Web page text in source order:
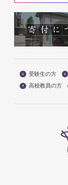
受験生の方
高校教員の方